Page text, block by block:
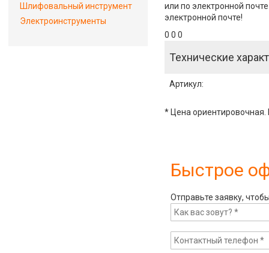
или по электронной
электронной почте!
0 0 0
Технические
Артикул:
* Цена ориентировочная.
Быстрое
Отправьте заявку,
Шлифовальный инструмент
Электроинструменты